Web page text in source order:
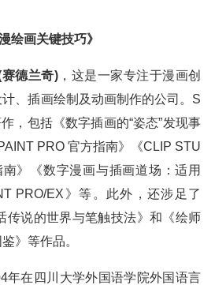
绘画关键技巧》
德兰奇)，这是一家专注于漫画创
、插画绘制及动画制作的公司。S
，包括《数字插画的“姿态”发现事
PRO 官方指南》《CLIP STU
南》《数字漫画与插画道场：适用
PRO/EX》等。此外，还涉足了
传说的世界与笔触技法》和《绘师
》等作品。
年在四川大学外国语学院外国语言